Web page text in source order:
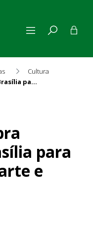
Cultura
Exposição lembra vocação de Brasília para a arquitetura, arte e design
para
e